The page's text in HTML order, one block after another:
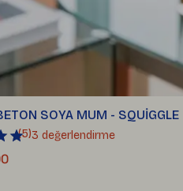
SOYA MUM - SQUİGGLE
(5)3 değerlendirme